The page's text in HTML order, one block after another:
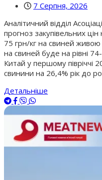
7 Серпня, 2026
Аналітичний відділ
прогноз закупівельних
75 грн/кг на свиней
на свиней буде на рівні
Китай у першому півріччі
свинини на 26,4% рік до
Детальніше